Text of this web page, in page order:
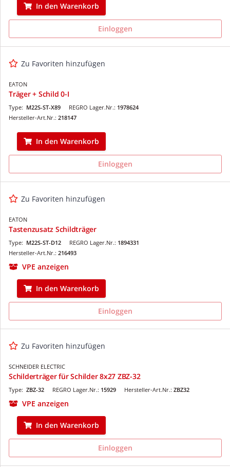
In den Warenkorb
Einloggen
Zu Favoriten hinzufügen
EATON
Träger + Schild 0-I
REGRO Lager.Nr.: 1978624
Type: M22S-ST-X89
Hersteller-Art.Nr.: 218147
In den Warenkorb
Einloggen
Zu Favoriten hinzufügen
EATON
Tastenzusatz Schildträger
REGRO Lager.Nr.: 1894331
Type: M22S-ST-D12
Hersteller-Art.Nr.: 216493
VPE anzeigen
In den Warenkorb
Einloggen
Zu Favoriten hinzufügen
SCHNEIDER ELECTRIC
Schilderträger für Schilder 8x27 ZBZ-32
REGRO Lager.Nr.: 15929
Type: ZBZ-32 Hersteller-Art.Nr.: ZBZ32
VPE anzeigen
In den Warenkorb
Einloggen